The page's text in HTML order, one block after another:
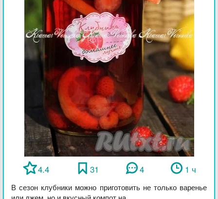
4.4 31 4 1 ч
В сезон клубники можно приготовить не только варенье